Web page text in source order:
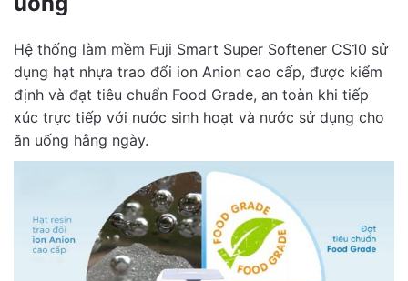
Hệ thống làm mềm Fuji Smart Super Softener CS10 sử
dụng hạt nhựa trao đổi ion Anion cao cấp, được kiểm
định và đạt tiêu chuẩn Food Grade, an toàn khi tiếp
xúc trực tiếp với nước sinh hoạt và nước sử dụng cho
ăn uống hằng ngày.